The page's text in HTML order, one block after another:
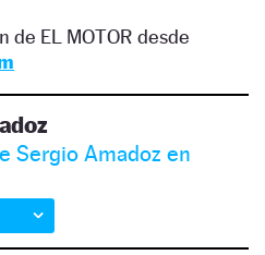
de EL MOTOR desde
Sergio Amadoz en